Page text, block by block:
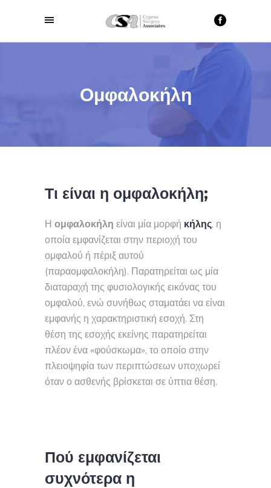
Ομφαλοκήλη
Τι είναι η ομφαλοκήλη;
Η ομφαλοκήλη είναι μία μορφή κήλης, η
οποία εμφανίζεται στην περιοχή του
ομφαλού ή πέριξ αυτού
(παραομφαλοκήλη). Παρατηρείται ως μία
διαταραχή της φυσιολογικής εικόνας του
ομφαλού, ενώ συνήθως σταματάει να είναι
εμφανής η χαρακτηριστική εσοχή. Στη
θέση της εσοχής εκείνης παρατηρείται
πλέον ένα «φούσκωμα», το οποίο στην
πλειοψηφία των περιπτώσεων υποχωρεί
όταν ο ασθενής βρίσκεται σε ύπτια θέση.
Πού εμφανίζεται
συχνότερα η